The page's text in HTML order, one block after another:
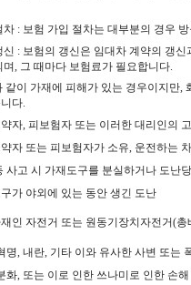
차 : 보험 가입 절차는 대부분의 경우
신 : 보험의 갱신은 임대차 계약의 갱신
며, 그 때마다 보험료가 필요합니다.
같이 가재에 피해가 있는 경우이지만,
다.
자, 피보험자 또는 이러한 대리인의
자 또는 피보험자가 소유, 운전하는
사고 시 가재도구를 분실하거나 도난
가 야외에 있는 동안 생긴 도난
인 자전거 또는 원동기장치자전거(총
명, 내란, 기타 이와 유사한 사변 또는
화, 또는 이로 인한 쓰나미로 인한 손해